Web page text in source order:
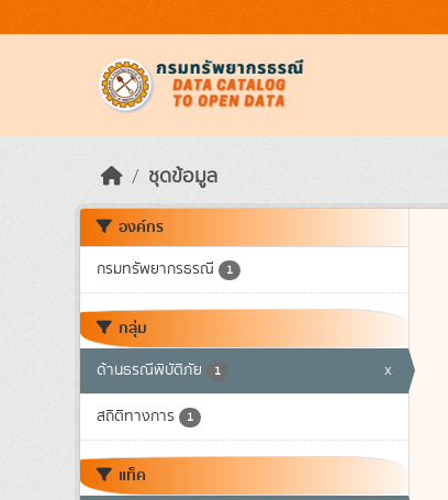
ชุดข้อมูล
องค์กร
กรมทรัพยากรธรณี 1
กลุ่ม
ด้านธรณีพิบัติภัย 1 x
สถิติทางการ 1
แท็ค